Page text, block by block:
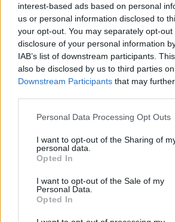
interest-based ads based on personal
us or personal information disclosed to
your opt-out. You may separately opt-
disclosure of your personal information
IAB’s list of downstream participants.
also be disclosed by us to third parties
Downstream Participants that may
Personal Data Processing Opt Outs
I want to opt-out of the Sharing of
personal data.
Opted In
I want to opt-out of the Sale of my
Personal Data.
Opted In
Κυριάκου Μητσοτάκη
Παιχνίδι από παντού
νέο Mobile App
ΤΡΑΓΩΔΙΑ Τέμπη
COMMENTS